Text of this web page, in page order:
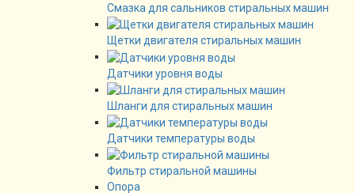
Смазка для сальников стиральных машин
Щетки двигателя стиральных машин
Датчики уровня воды
Шланги для стиральных машин
Датчики температуры воды
Фильтр стиральной машины
Опора